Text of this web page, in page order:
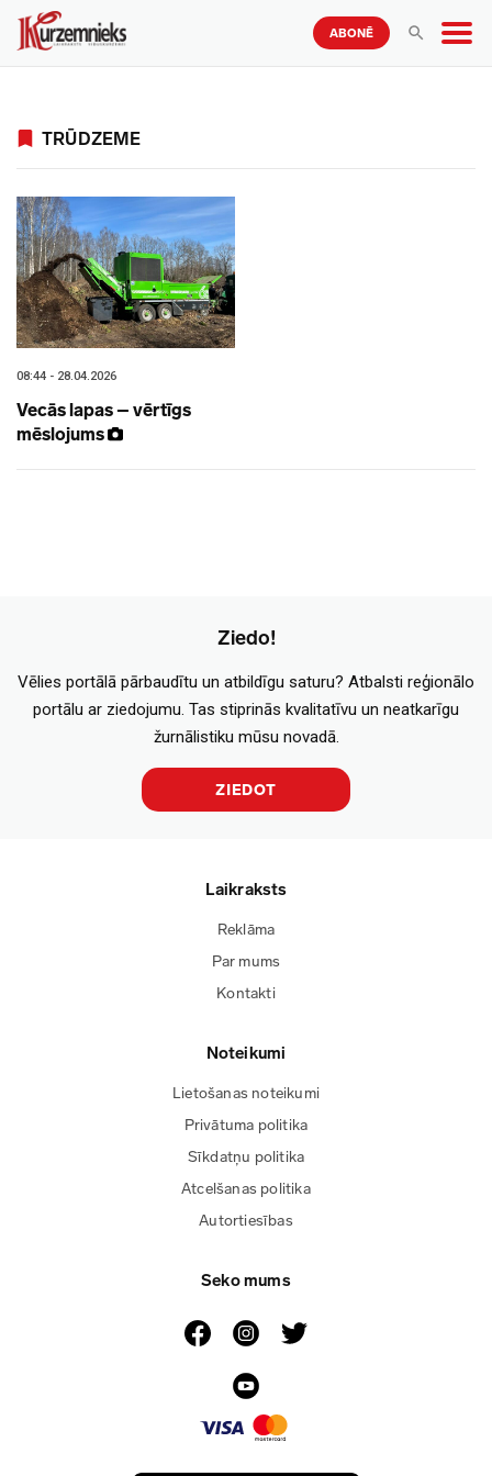
ABONĒ
TRŪDZEME
08:44 - 28.04.2026
Vecās lapas – vērtīgs
mēslojums
Ziedo!
Vēlies portālā pārbaudītu un atbildīgu saturu? Atbalsti reģionālo
portālu ar ziedojumu. Tas stiprinās kvalitatīvu un neatkarīgu
žurnālistiku mūsu novadā.
ZIEDOT
Laikraksts
Reklāma
Par mums
Kontakti
Noteikumi
Lietošanas noteikumi
Privātuma politika
Sīkdatņu politika
Atcelšanas politika
Autortiesības
Seko mums